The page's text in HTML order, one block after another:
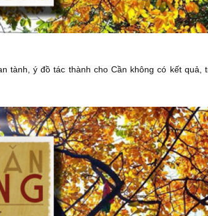
tành, ý đồ tác thành cho Cần không có kết quả,